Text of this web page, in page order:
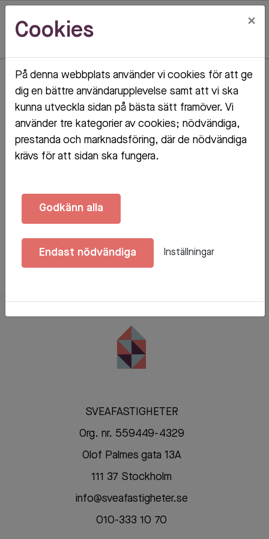
Hem Objektsdetalj
Objektsdetalj
Objektet kan ej visas
kan t.ex. bero på att det inte längre finns tillgängligt
att söka.
SVEAFASTIGHETER
Org. nr. 559449-4329
Olof Palmes gata 13A
111 37 Stockholm
info@sveafastigheter.se
010-333 10 70
Cookies ×
På denna webbplats använder vi cookies för att ge
dig en bättre användarupplevelse samt att vi ska
kunna utveckla sidan på bästa sätt framöver. Vi
använder tre kategorier av cookies; nödvändiga,
prestanda och marknadsföring, där de nödvändiga
krävs för att sidan ska fungera.
Godkänn alla
Endast nödvändiga Inställningar